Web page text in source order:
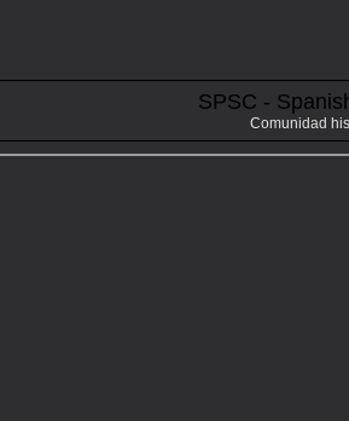
SPSC -
Comunidad